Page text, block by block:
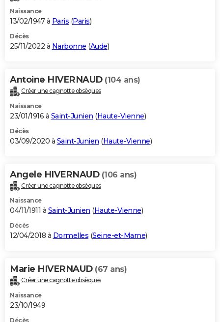
Naissance
13/02/1947 à Paris (Paris)
Décès
25/11/2022 à Narbonne (Aude)
Antoine HIVERNAUD (104 ans)
Créer une cagnotte obsèques
Naissance
23/01/1916 à Saint-Junien (Haute-Vienne)
Décès
03/09/2020 à Saint-Junien (Haute-Vienne)
Angele HIVERNAUD (106 ans)
Créer une cagnotte obsèques
Naissance
04/11/1911 à Saint-Junien (Haute-Vienne)
Décès
12/04/2018 à Dormelles (Seine-et-Marne)
Marie HIVERNAUD (67 ans)
Créer une cagnotte obsèques
Naissance
23/10/1949
Décès